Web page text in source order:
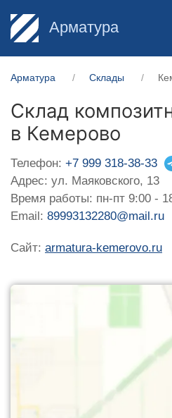
Арматура
Арматура Склады
Склад
в Кемерово
Телефон: +7 999 318-38-33
Адрес: ул. Маяковского, 13
Время работы: пн-пт 9:00 -
Email: 89993132280@mail.ru
Сайт: armatura-kemerovo.ru